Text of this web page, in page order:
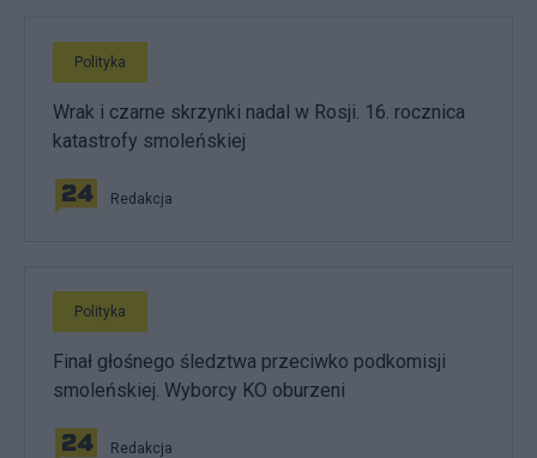
Polityka
Wrak i czarne skrzynki nadal w Rosji. 16. rocznica
katastrofy smoleńskiej
Redakcja
Polityka
Finał głośnego śledztwa przeciwko podkomisji
smoleńskiej. Wyborcy KO oburzeni
Redakcja